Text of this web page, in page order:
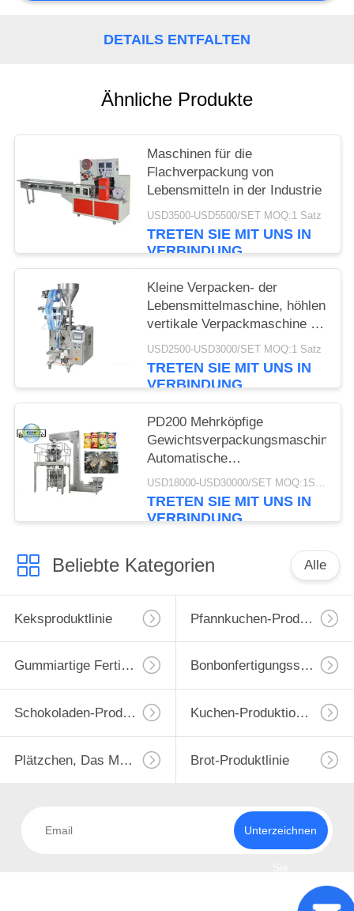
DETAILS ENTFALTEN
Ähnliche Produkte
Maschinen für die
Flachverpackung von
Lebensmitteln in der Industrie
USD3500-USD5500/SET MOQ:1 Satz
TRETEN SIE MIT UNS IN
VERBINDUNG
Kleine Verpacken- der
Lebensmittelmaschine, höhlen
vertikale Verpackmaschine 50
- 500ml
USD2500-USD3000/SET MOQ:1 Satz
TRETEN SIE MIT UNS IN
VERBINDUNG
PD200 Mehrköpfige
Gewichtsverpackungsmaschine
Automatische
Gewichtsverpackungsmaschine
für Snack-Fabrik in Shanghai
China 2024
USD18000-USD30000/SET MOQ:1SET
TRETEN SIE MIT UNS IN
VERBINDUNG
Beliebte Kategorien Alle
Keksproduktlinie Pfannkuchen-Produktionslinie
Gummiartige Fertigungsstraße Bonbonfertigungsstraße
Schokoladen-Produktlinie Kuchen-Produktions-Maschine
Plätzchen, Das Maschine Bildet Brot-Produktlinie
Unterzeichnen